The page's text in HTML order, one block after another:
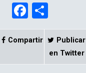
F
a
ce
o
m
p
Compartir
Publicar
en Twitter